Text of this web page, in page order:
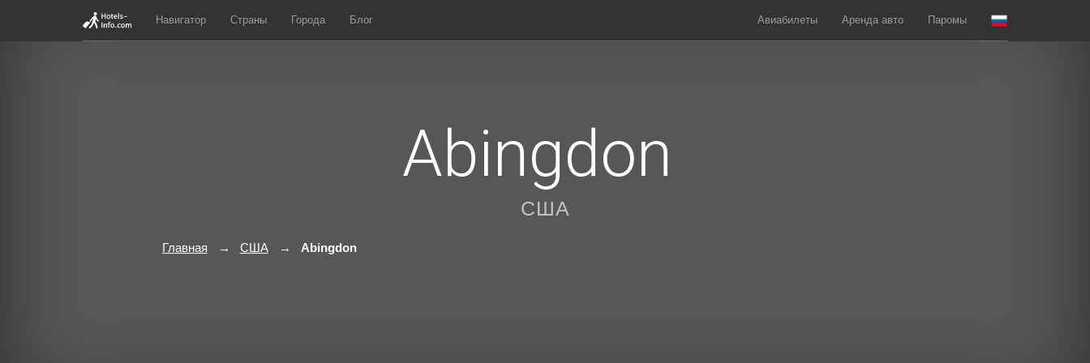
Навигатор Страны Города Блог Авиабилеты Аренда авто Паромы
Abingdon
США
Главная США Abingdon